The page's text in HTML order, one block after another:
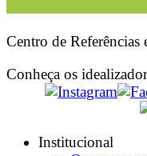
Centro de Referências
Conheça os
Institucional